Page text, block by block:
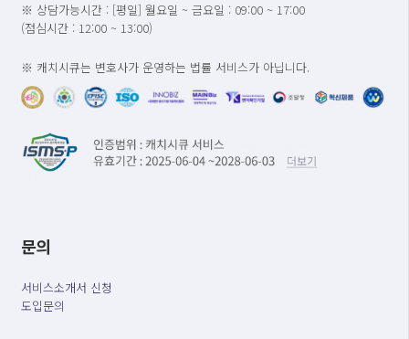
※ 상담가능시간 : [평일] 월요일 ~ 금요일 : 09:00 ~ 17:00
(점심시간 : 12:00 ~ 13:00)
※ 캐치시큐는 변호사가 운영하는 법률 서비스가 아닙니다.
문의
서비스소개서 신청
도입문의